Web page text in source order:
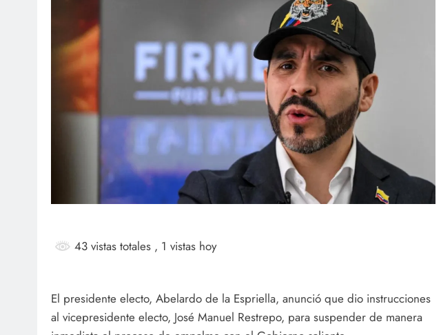
43 vistas totales , 1 vistas hoy
El presidente electo, Abelardo de la Espriella, anunció que dio instrucciones
al vicepresidente electo, José Manuel Restrepo, para suspender de manera
SOCIALES
¡Feliz cumpleaños para doña
Marta Luz López!
agosto 6, 2026